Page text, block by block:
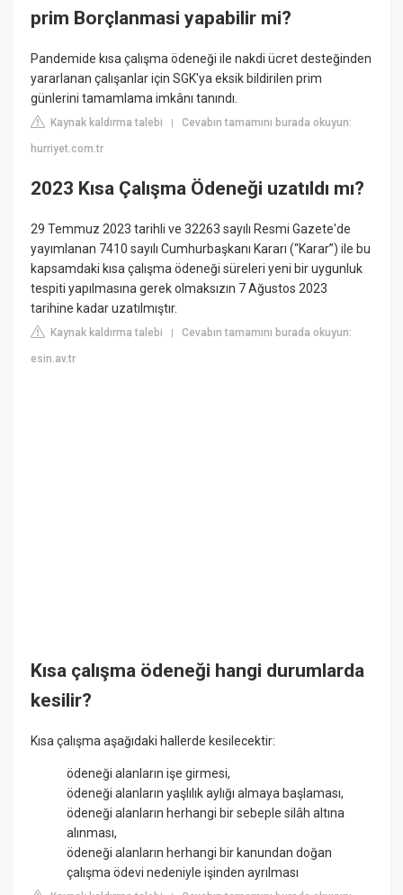
prim Borçlanmasi yapabilir mi?
Pandemide kısa çalışma ödeneği ile nakdi ücret desteğinden
yararlanan çalışanlar için SGK'ya eksik bildirilen prim
günlerini tamamlama imkânı tanındı.
Kaynak kaldırma talebi |Cevabın tamamını burada okuyun:
hurriyet.com.tr
2023 Kısa Çalışma Ödeneği uzatıldı mı?
29 Temmuz 2023 tarihli ve 32263 sayılı Resmi Gazete'de
yayımlanan 7410 sayılı Cumhurbaşkanı Kararı (“Karar”) ile bu
kapsamdaki kısa çalışma ödeneği süreleri yeni bir uygunluk
tespiti yapılmasına gerek olmaksızın 7 Ağustos 2023
tarihine kadar uzatılmıştır.
Kaynak kaldırma talebi |Cevabın tamamını burada okuyun:
esin.av.tr
Kısa çalışma ödeneği hangi durumlarda
kesilir?
Kısa çalışma aşağıdaki hallerde kesilecektir:
ödeneği alanların işe girmesi,
ödeneği alanların yaşlılık aylığı almaya başlaması,
ödeneği alanların herhangi bir sebeple silâh altına
alınması,
ödeneği alanların herhangi bir kanundan doğan
çalışma ödevi nedeniyle işinden ayrılması